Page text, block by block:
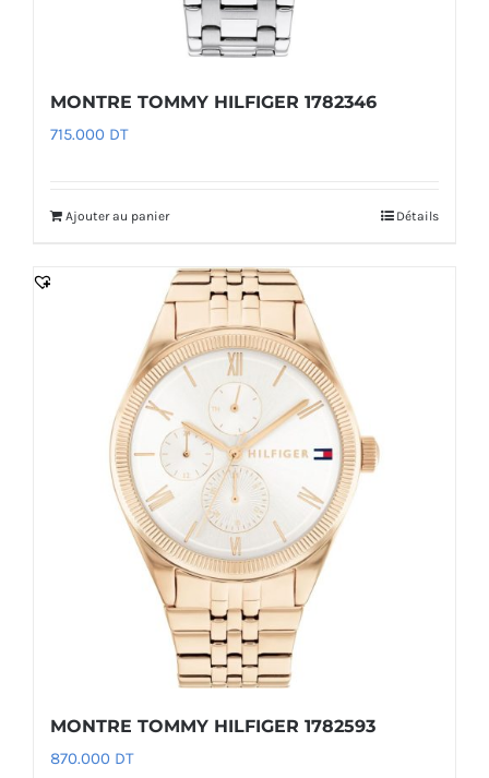
MONTRE TOMMY HILFIGER 1782346
715.000 DT
Ajouter au panier Détails
MONTRE TOMMY HILFIGER 1782593
870.000 DT